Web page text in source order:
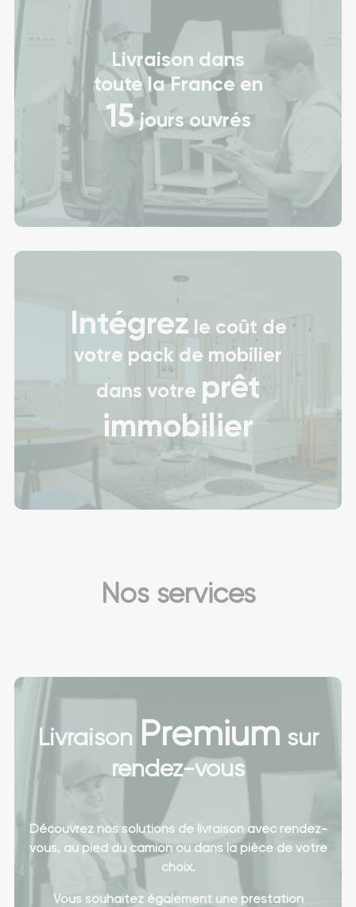
Livraison dans
toute la France en
15jours ouvrés
Intégrez le coût de
votre pack de mobilier
dans votre prêt
immobilier
Nos services
Livraison Premium sur
rendez-vous
Découvrez nos solutions de livraison avec rendez-
vous, au pied du camion ou dans la pièce de votre
choix.
Vous souhaitez également une prestation